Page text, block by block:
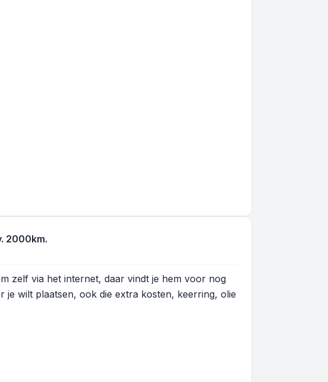
2000km.
zelf via het internet, daar vindt je hem voor nog
je wilt plaatsen, ook die extra kosten, keerring, olie